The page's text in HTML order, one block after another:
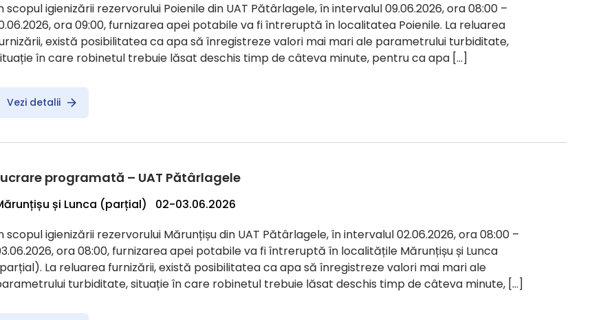
scopul igienizării rezervorului Poienile din UAT Pătârlagele, în intervalul 09.06.2026, ora 08:00 –
ora 09:00, furnizarea apei potabile va fi întreruptă în localitatea Poienile. La reluarea
există posibilitatea ca apa să înregistreze valori mai mari ale parametrului turbiditate,
în care robinetul trebuie lăsat deschis timp de câteva minute, pentru ca apa […]
Vezi detalii
programată – UAT Pătârlagele
și Lunca (parțial) 02-03.06.2026
scopul igienizării rezervorului Mărunțișu din UAT Pătârlagele, în intervalul 02.06.2026, ora 08:00 –
ora 08:00, furnizarea apei potabile va fi întreruptă în localitățile Mărunțișu și Lunca
La reluarea furnizării, există posibilitatea ca apa să înregistreze valori mai mari ale
turbiditate, situație în care robinetul trebuie lăsat deschis timp de câteva minute, […]